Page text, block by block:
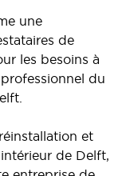
une
de
les besoins à
du
et
de Delft,